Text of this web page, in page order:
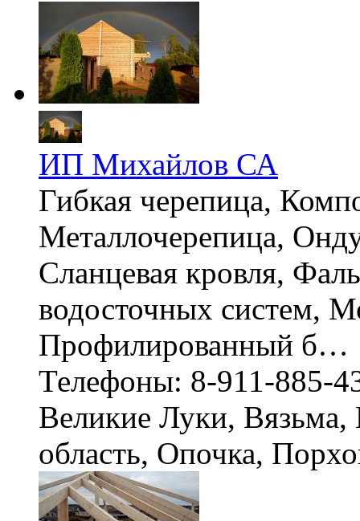
ИП Михайлов СА
Гибкая черепица,
Металлочерепица,
Сланцевая кровля,
водосточных систем,
Профилированный б…
Телефоны: 8-911-885-
Великие Луки, Вязьма,
область, Опочка,